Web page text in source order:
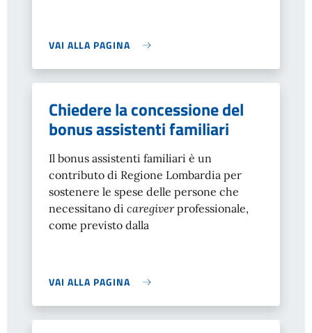
VAI ALLA PAGINA
Chiedere la concessione del
bonus assistenti familiari
Il bonus assistenti familiari è un
contributo di Regione Lombardia per
sostenere le spese delle persone che
necessitano di caregiverprofessionale,
come previsto dalla
VAI ALLA PAGINA